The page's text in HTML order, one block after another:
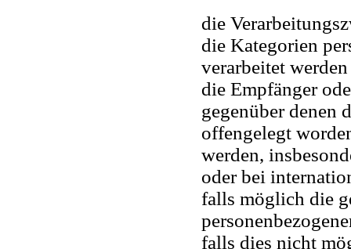
die
die Kategorien
verarbeitet werden
die Empfänger
gegenüber denen
offengelegt
werden,
oder bei
falls möglich die
falls dies nicht